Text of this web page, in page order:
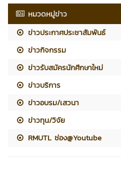
หมวดหมู่ข่าว
ข่าวประกาศประชาสัมพันธ์
ข่าวกิจกรรม
ข่าวรับสมัครนักศึกษาใหม่
ข่าวบริการ
ข่าวอบรม/เสวนา
ข่าวทุน/วิจัย
RMUTL ช่อง@Youtube